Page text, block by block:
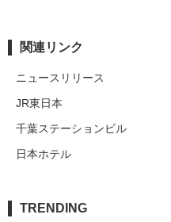
関連リンク
ニュースリリース
JR東日本
千葉ステーションビル
日本ホテル
TRENDING